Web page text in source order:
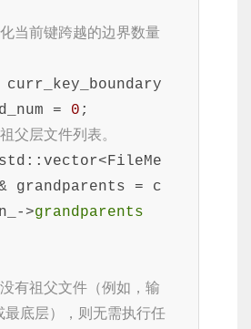
当前键跨越的边界数量
curr_key_boundary
= 0 ;
层文件列表。
grandparents = c
>grandparents
有祖父文件（例如，输
底层），则无需执行任